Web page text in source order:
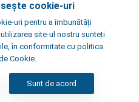
©OpenStreetMap
cookie-uri
uri pentru a îmbunătăți
site-ul nostru sunteti
în conformitate cu politica
Cookie.
Sunt de acord